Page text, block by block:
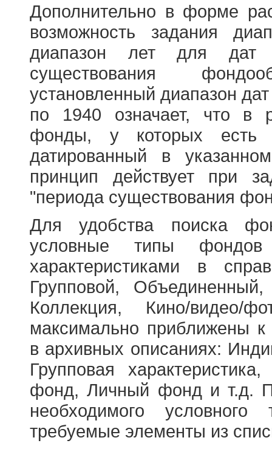
Дополнительно в форме
возможность задания
диапазон лет для
существования
установленный диапазон
по 1940 означает, что в
фонды, у которых есть
датированный в
принцип действует при
"периода существования
Для удобства поиска
условные типы
характеристиками в
Групповой,
Коллекция, Кино/
максимально приближены
в архивных описаниях:
Групповая
фонд, Личный фонд и т.д.
необходимого
требуемые элементы из